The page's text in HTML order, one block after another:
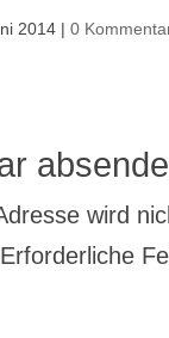
2014| 0
wird
Erforderliche